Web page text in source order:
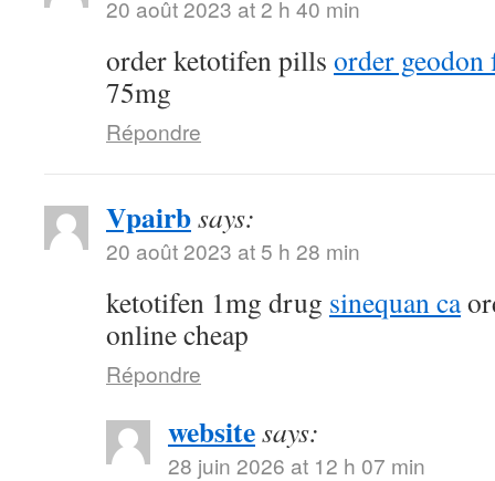
20 août 2023 at 2 h 40 min
order ketotifen pills order geodon
75mg
Répondre
Vpairbsays:
20 août 2023 at 5 h 28 min
ketotifen 1mg drug sinequan ca
online cheap
Répondre
websitesays:
28 juin 2026 at 12 h 07 min